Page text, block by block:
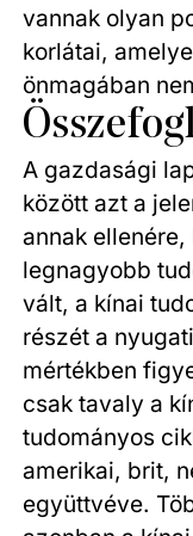
vannak olyan
korlátai,
önmagában
A gazdasági
között azt a
annak
legnagyobb
vált, a kínai
részét a
mértékben
csak tavaly a
tudományos
amerikai, brit,
együttvéve.